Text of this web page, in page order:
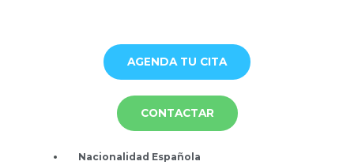
AGENDA TU CITA
CONTACTAR
Nacionalidad Española
Menú